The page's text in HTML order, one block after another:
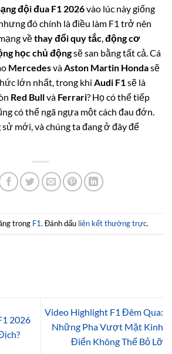
đội đua F1 2026vào lúc này giống
đó chính là điều làm F1 trở nên
vềthay đổi quy tắc,động cơ
học chủ độngsẽ san bằng tất cả. Cá
MercedesvàAston Martin Hondasẽ
lớn nhất, trong khi Audi F1sẽ là
Red Bullvà Ferrari? Họ có thể tiếp
có thể ngã ngựa một cách đau đớn.
mới, và chúng ta đang ở đây để
trong F1. Đánh dấu liên kết thường trực.
2026
Video Highlight F1 Đêm Qua:
Những Pha Vượt Mặt Kinh
Điển Không Thể Bỏ Lỡ